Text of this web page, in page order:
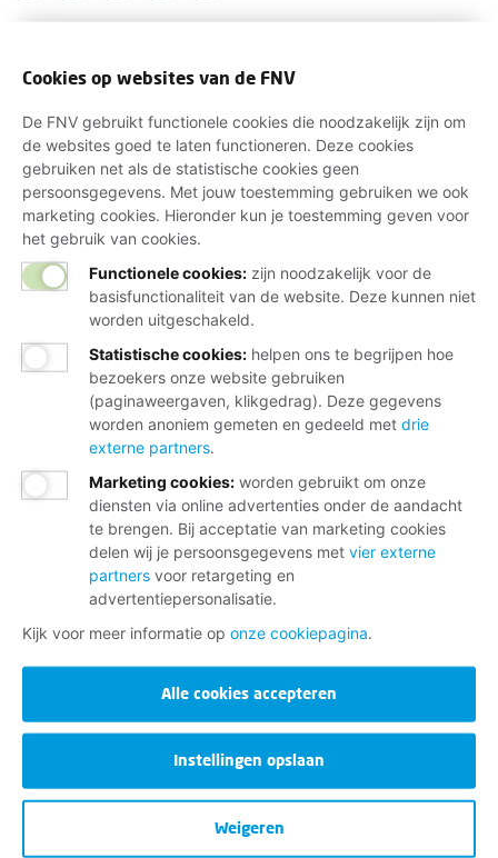
Cookies op websites van de FNV
De FNV gebruikt functionele cookies die noodzakelijk zijn om
de websites goed te laten functioneren. Deze cookies
gebruiken net als de statistische cookies geen
persoonsgegevens. Met jouw toestemming gebruiken we ook
marketing cookies. Hieronder kun je toestemming geven voor
het gebruik van cookies.
Functionele cookies: zijn noodzakelijk voor de
basisfunctionaliteit van de website. Deze kunnen niet
worden uitgeschakeld.
Statistische cookies: helpen ons te begrijpen hoe
bezoekers onze website gebruiken
(paginaweergaven, klikgedrag). Deze gegevens
worden anoniem gemeten en gedeeld met drie
externe partners.
Marketing cookies: worden gebruikt om onze
diensten via online advertenties onder de aandacht
te brengen. Bij acceptatie van marketing cookies
delen wij je persoonsgegevens met vier externe
partners voor retargeting en
advertentiepersonalisatie.
Kijk voor meer informatie op onze cookiepagina.
Alle cookies accepteren
Instellingen opslaan
Weigeren